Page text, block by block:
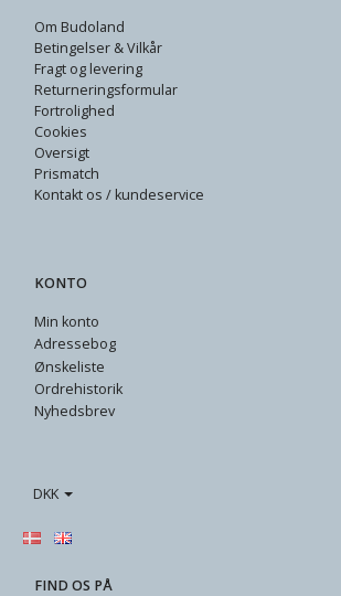
Om Budoland
Betingelser & Vilkår
Fragt og levering
Returneringsformular
Fortrolighed
Cookies
Oversigt
Prismatch
Kontakt os / kundeservice
KONTO
Min konto
Adressebog
Ønskeliste
Ordrehistorik
Nyhedsbrev
DKK
FIND OS PÅ